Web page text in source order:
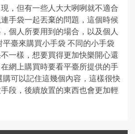
，但有一些人大大咧咧就不適合
手袋一起丟棄的問題，這個時候
個人所要用到的場合，以及個人
臺來購買小手袋 不同的小手袋
一樣，想要買得更加快樂開心還
網上購買時要看平臺所提供的手
可以記住這幾個內容，這樣很快
段，後續放置的東西也會更加輕